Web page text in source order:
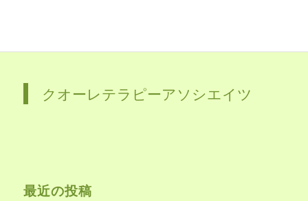
クオーレテラピーアソシエイツ
最近の投稿